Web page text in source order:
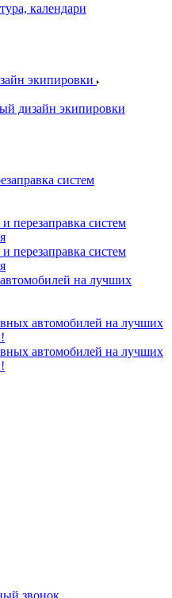
календари
экипировки
дизайн экипировки
систем
перезаправка систем
перезаправка систем
на лучших
автомобилей на лучших
автомобилей на лучших
звонок